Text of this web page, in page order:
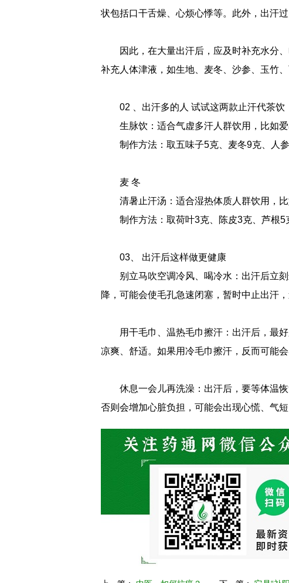
状包括口干舌燥、心烦心悸等。此外，出汗
因此，在大量出汗后，应及时补充水分
补充人体津液，如生地、麦冬、沙参、玉竹、
02 、出汗多的人 试试这两款止汗代茶饮
生脉饮：适合气虚多汗人群饮用，比如
制作方法：取五味子5克、麦冬9克、人
麦 冬
清暑止汗汤：适合湿热体质人群饮用，比
制作方法：取荷叶3克、陈皮3克、芦根5
03、 出汗后这样做更健康
别立马吹空调冷风、喝冷水：出汗后立
降，可能会使毛孔急速闭塞，暂时中止出汗
用干毛巾、温热毛巾擦汗：出汗后，最
凉爽、舒适。如果用冷毛巾擦汗，反而可能
休息一会儿再洗澡：出汗后，要等体温
否则会增加心脏负担，可能会出现心慌、气